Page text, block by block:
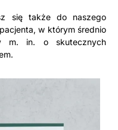
się także do naszego
w którym średnio
m. in. o skutecznych